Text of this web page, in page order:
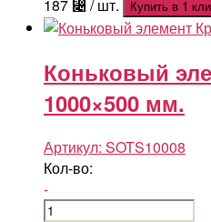
187 ⃄ / шт. Купить в 1
Коньковый
1000×500 мм.
Артикул: SOTS10008
Кол-во:
-